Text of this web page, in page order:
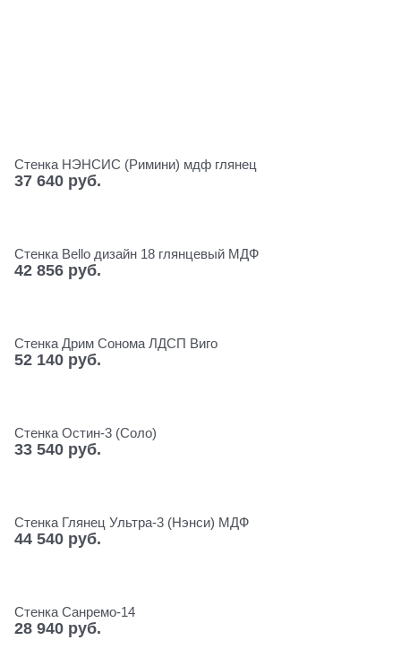
Стенка НЭНСИС (Римини) мдф глянец
37 640 руб.
Стенка Bello дизайн 18 глянцевый МДФ
42 856 руб.
Стенка Дрим Сонома ЛДСП Виго
52 140 руб.
Стенка Остин-3 (Соло)
33 540 руб.
Стенка Глянец Ультра-3 (Нэнси) МДФ
44 540 руб.
Стенка Санремо-14
28 940 руб.